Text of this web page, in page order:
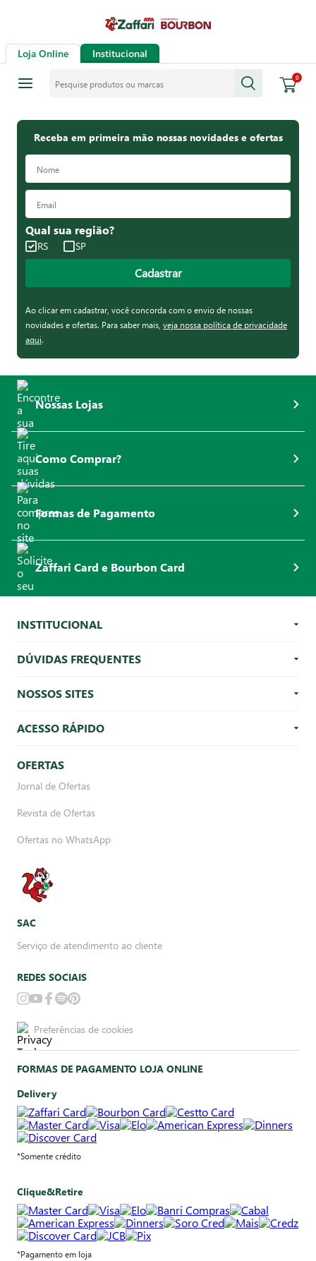
Loja Online Institucional
0
Receba em primeira mão nossas novidades e ofertas
Qual sua região?
RS SP
Cadastrar
Ao clicar em cadastrar, você concorda com o envio de nossas
novidades e ofertas. Para saber mais, veja nossa política de privacidade
aqui.
Nossas Lojas
Como Comprar?
Formas de Pagamento
Zaffari Card e Bourbon Card
INSTITUCIONAL
DÚVIDAS FREQUENTES
NOSSOS SITES
ACESSO RÁPIDO
OFERTAS
Jornal de Ofertas
Revista de Ofertas
Ofertas no WhatsApp
SAC
Serviço de atendimento ao cliente
REDES SOCIAIS
Preferências de cookies
FORMAS DE PAGAMENTO LOJA ONLINE
Delivery
*Somente crédito
Clique&Retire
*Pagamento em loja